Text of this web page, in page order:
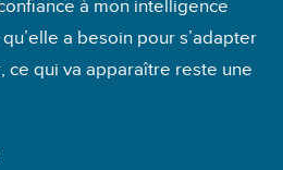
à mon intelligence
a besoin pour s’adapter
ce qui va apparaître reste une